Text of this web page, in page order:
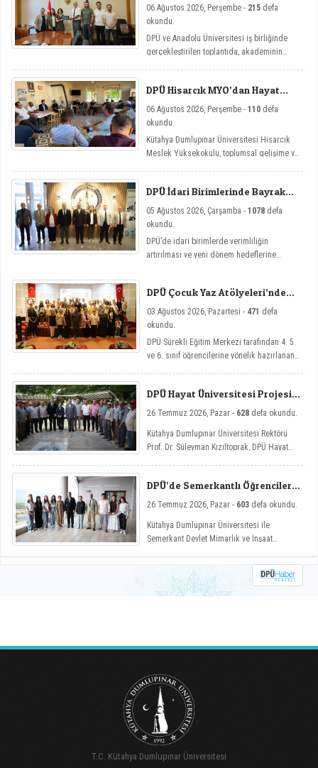
Toplantısı
06 Ağustos 2026, Perşembe - 215 defa
okundu.
DPÜ ve Anadolu Üniversitesi iş birliğinde
gerçekleştirilen toplantıda, akademinin
DPÜ Hisarcık MYO’dan Hayat
06 Ağustos 2026, Perşembe - 110 defa
okundu.
Kütahya Dumlupınar Üniversitesi Hisarcık
Meslek Yüksekokulu, toplumsal gelişime ve
Sohbetler etkinlik serisi kapsamında üç
önemli söyleşiye imza attı.
DPÜ İdari Birimlerinde Bayrak
05 Ağustos 2026, Çarşamba - 1078 defa
okundu.
DPÜ’de idari birimlerde verimliliğin
artırılması ve yeni dönem hedeflerine
DPÜ Çocuk Yaz Atölyeleri’nde
03 Ağustos 2026, Pazartesi - 471 defa
okundu.
DPÜ Sürekli Eğitim Merkezi tarafından 4. 5.
ve 6. sınıf öğrencilerine yönelik hazırlanan
değerlendirmelerini amaçlayan DPÜ Çocuk
Yaz Atölyeleri programı, düzenlenen açılış
DPÜ Hayat Üniversitesi Projesi
26 Temmuz 2026, Pazar - 628 defa okundu.
Kütahya Dumlupınar Üniversitesi Rektörü
Prof. Dr. Süleyman Kızıltoprak, DPÜ Hayat
katılarak vatandaşlarla buluştu.
DPÜ’de Semerkantlı Öğrencilere
26 Temmuz 2026, Pazar - 603 defa okundu.
Kütahya Dumlupınar Üniversitesi ile
Semerkant Devlet Mimarlık ve İnşaat
geçirilen iş birliği kapsamında misafir
öğrenciler yaz okulunda ağırlanıyor.
T.C. Kütahya Dumlupınar Üniversitesi